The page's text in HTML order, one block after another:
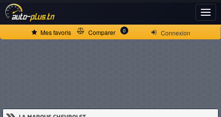
Connexion
Mes favoris Comparer 0
ACCUEIL